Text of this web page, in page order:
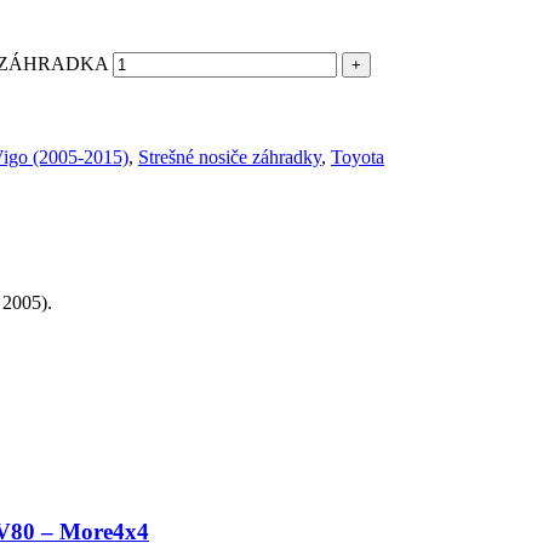
ZÁHRADKA
(2005-2015), Strešné nosiče záhradky, Toyota
– More4x4